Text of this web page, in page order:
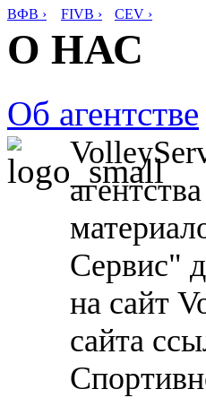
ВФВ › FIVB › CEV ›
О НАС
Об агентстве
Сервис"
на сайт
сайта